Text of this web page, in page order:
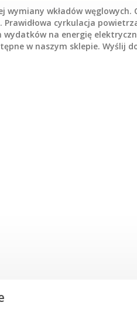
wkładów węglowych.
cyrkulacja
na energię
w naszym sklepie. Wyślij